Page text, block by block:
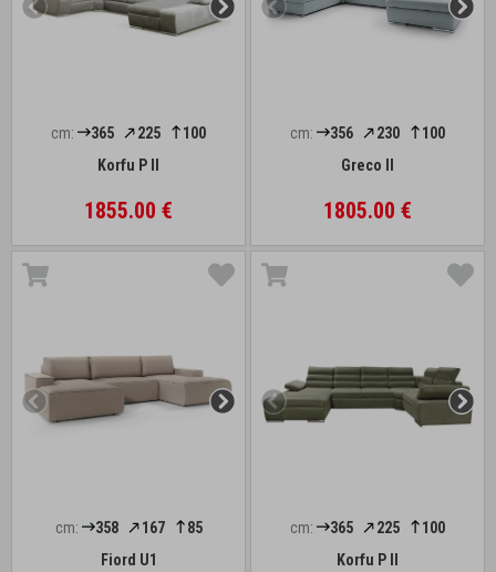
cm: 365 225
100
Korfu P II
1855.00 €
cm: 356 230
100
Greco II
1805.00 €
cm: 358 167
85
Fiord U1
cm: 365 225
100
Korfu P II